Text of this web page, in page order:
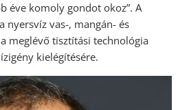
éve komoly gondot okoz”. A
nyersvíz vas-, mangán- és
meglévő tisztítási technológia
kielégítésére.